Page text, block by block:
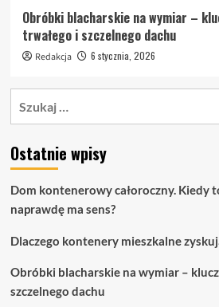
Obróbki blacharskie na wymiar –
trwałego i szczelnego dachu
Redakcja 6 stycznia, 2026
Ostatnie wpisy
Dom kontenerowy całoroczny. Kiedy
naprawdę ma sens?
Dlaczego kontenery mieszkalne
Obróbki blacharskie na wymiar –
szczelnego dachu